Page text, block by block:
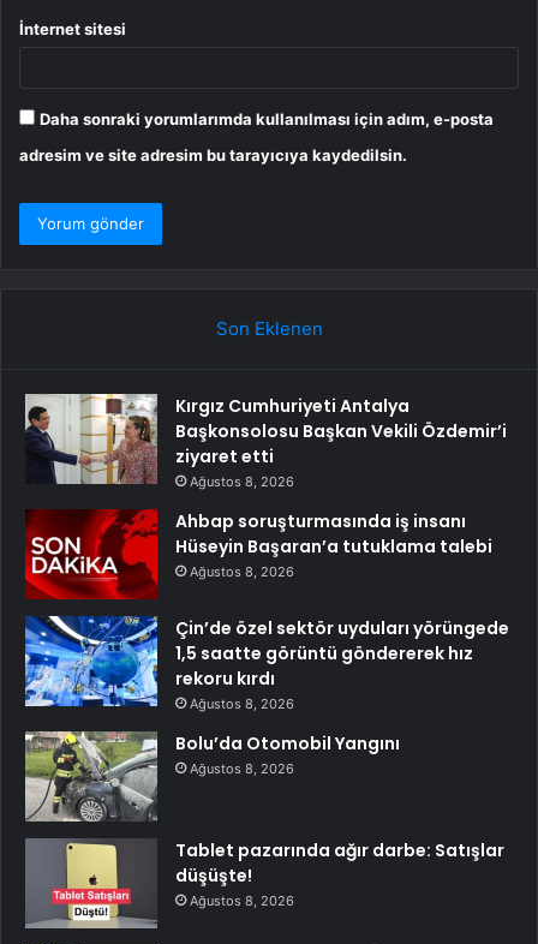
İnternet sitesi
Daha sonraki yorumlarımda kullanılması için adım, e-posta
adresim ve site adresim bu tarayıcıya kaydedilsin.
Son Eklenen
Kırgız Cumhuriyeti Antalya
Başkonsolosu Başkan Vekili Özdemir’i
ziyaret etti
Ağustos 8, 2026
Ahbap soruşturmasında iş insanı
Hüseyin Başaran’a tutuklama talebi
Ağustos 8, 2026
Çin’de özel sektör uyduları yörüngede
1,5 saatte görüntü göndererek hız
rekoru kırdı
Ağustos 8, 2026
Bolu’da Otomobil Yangını
Ağustos 8, 2026
Tablet pazarında ağır darbe: Satışlar
düşüşte!
Ağustos 8, 2026